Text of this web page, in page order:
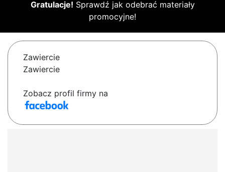
Gratulacje! Sprawdź jak odebrać materiały
promocyjne!
Zawiercie
Zawiercie
Zobacz profil firmy na